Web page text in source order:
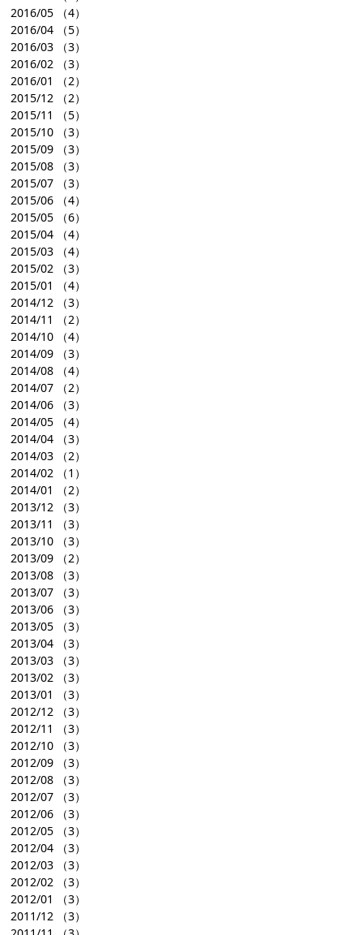
2016/05 （4）
2016/04 （5）
2016/03 （3）
2016/02 （3）
2016/01
（2）
2015/12 （2）
2015/11
（5）
2015/10 （3）
2015/09 （3）
2015/08 （3）
2015/07 （3）
2015/06 （4）
2015/05 （6）
2015/04 （4）
2015/03 （4）
2015/02 （3）
2015/01
（4）
2014/12 （3）
2014/11
（2）
2014/10 （4）
2014/09 （3）
2014/08 （4）
2014/07 （2）
2014/06 （3）
2014/05 （4）
2014/04 （3）
2014/03 （2）
2014/02 （1）
2014/01
（2）
2013/12 （3）
2013/11
（3）
2013/10 （3）
2013/09 （2）
2013/08 （3）
2013/07 （3）
2013/06 （3）
2013/05 （3）
2013/04 （3）
2013/03 （3）
2013/02 （3）
2013/01
（3）
2012/12 （3）
2012/11
（3）
2012/10 （3）
2012/09 （3）
2012/08 （3）
2012/07 （3）
2012/06 （3）
2012/05 （3）
2012/04 （3）
2012/03 （3）
2012/02 （3）
2012/01
（3）
2011/12 （3）